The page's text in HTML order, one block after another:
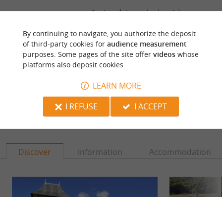
Last update :07/04/2026 à 11:27:55
Source :Sirtaqui |OT Lascaux Dordogne Vallée Vézère
Photo credit :@Sirtaqui Cf. OT Lascaux Dordogne
Discover Information Accommodation
By continuing to navigate, you authorize the deposit
of third-party cookies for audience measurement
purposes. Some pages of the site offer videoswhose
platforms also deposit cookies.
LEARN MORE
I REFUSE
I ACCEPT